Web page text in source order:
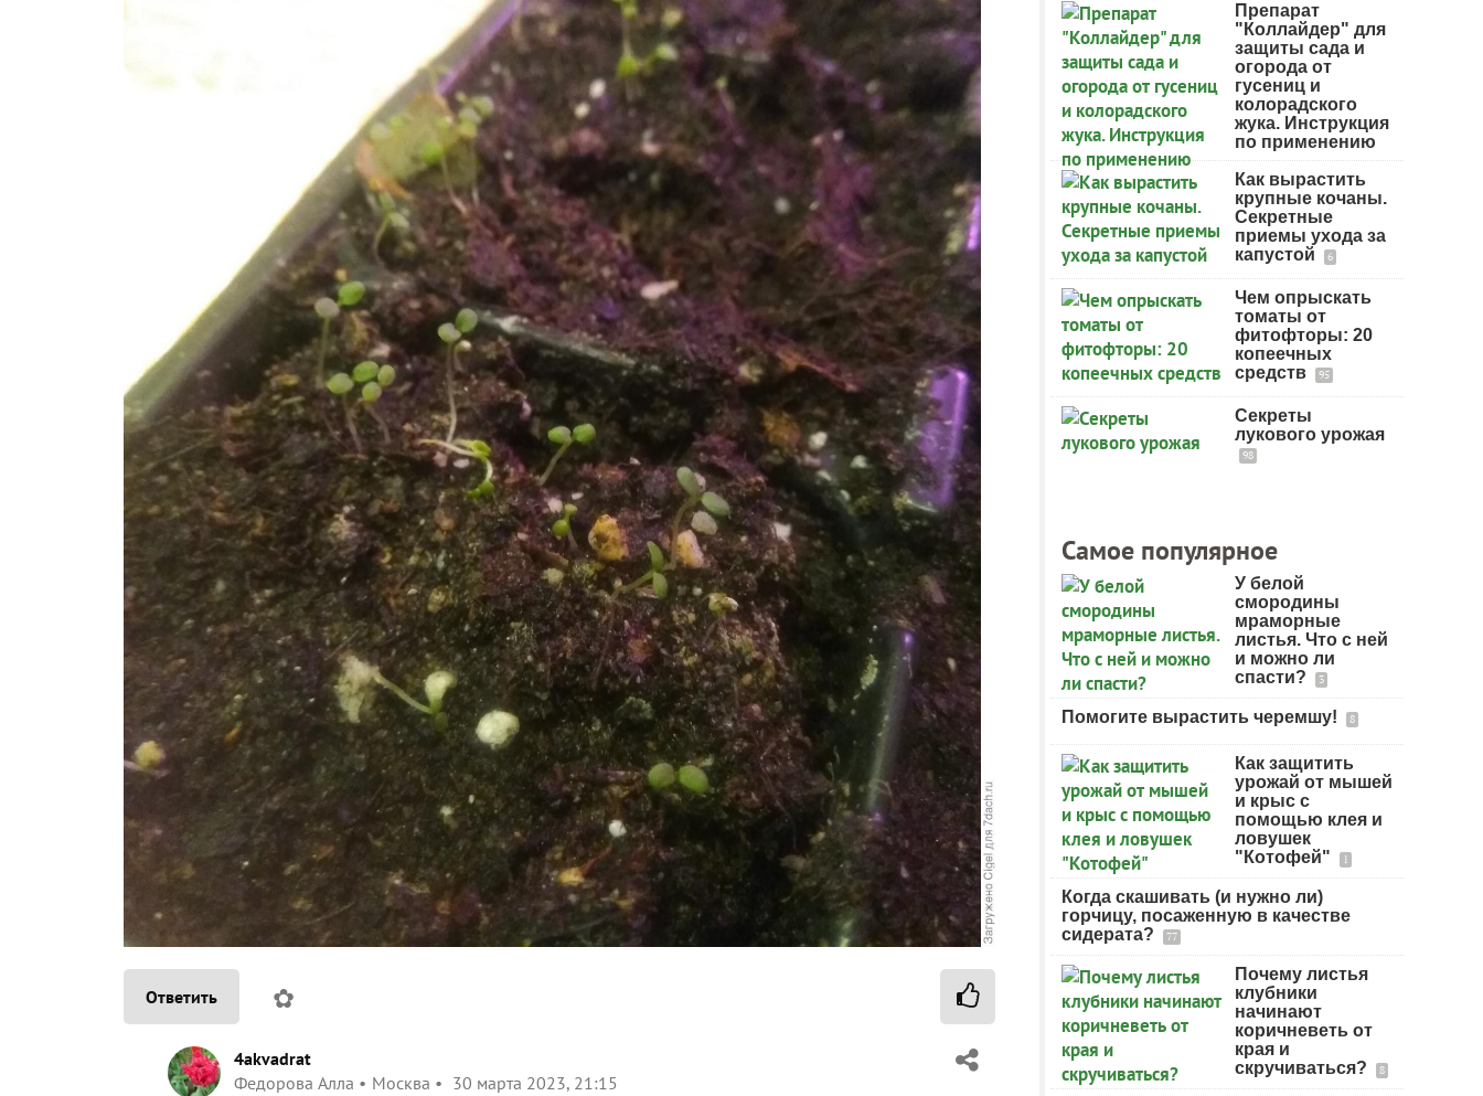
Ответить ✿
4akvadrat
Федорова Алла
Москва 30 марта 2023, 21:15
Препарат
"Коллайдер" для
защиты сада и
огорода от
гусениц и
колорадского
жука. Инструкция
по применению
Как вырастить
крупные кочаны.
Секретные
приемы ухода за
капустой
6
Чем опрыскать
томаты от
фитофторы: 20
копеечных
средств
95
Секреты
лукового урожая
98
Самое популярное
У белой
смородины
мраморные
листья. Что с ней
и можно ли
спасти?
3
Помогите вырастить черемшу! 8
Как защитить
урожай от мышей
и крыс с
помощью клея и
ловушек
"Котофей"
1
Когда скашивать (и нужно ли)
горчицу, посаженную в качестве
сидерата?
77
Почему листья
клубники
начинают
коричневеть от
края и
скручиваться?
8